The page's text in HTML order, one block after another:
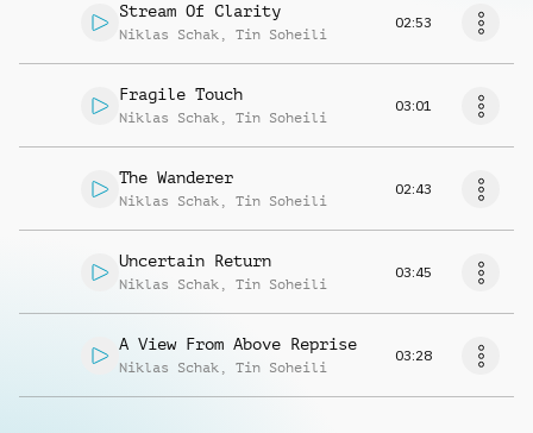
Stream Of Clarity
Niklas Schak , Tin Soheili
02:53
Fragile Touch
Niklas Schak , Tin Soheili
03:01
The Wanderer
Niklas Schak , Tin Soheili
02:43
Uncertain Return
Niklas Schak , Tin Soheili
03:45
A View From Above Reprise
Niklas Schak , Tin Soheili
03:28